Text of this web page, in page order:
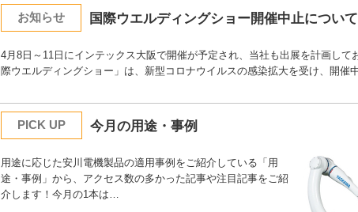
お知らせ 国際ウエルディングショー開催中止について
4月8日～11日にインテックス大阪で開催が予定され、当社も出展を計画して
際ウエルディングショー」は、新型コロナウイルスの感染拡大を受け、開催
PICK UP 今月の用途・事例
用途に応じた安川電機製品の適用事例をご紹介している「用
途・事例」から、アクセス数の多かった記事や注目記事をご紹
介します！今月の1本は…